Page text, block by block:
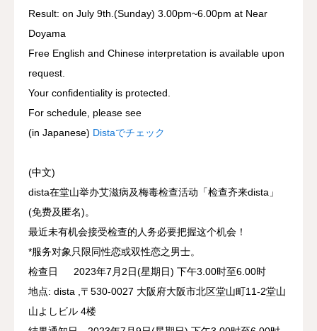
Result: on July 9th.(Sunday) 3.00pm~6.00pm at Near
Doyama
Free English and Chinese interpretation is available upon
request.
Your confidentiality is protected.
For schedule, please see
(in Japanese) Distaでチェック
(中文)
dista在堂山举办艾滋病及梅毒检查活动「检查齐来dista」
(免费及匿名)。
最近未有机会接受检查的人务必要把握这个机会！
*服务对象只限同性恋或双性恋之男士。
检查日 2023年7月2日(星期日) 下午3.00时至6.00时
地点: dista ,〒530-0027 大阪府大阪市北区堂山町11-2堂山
山よしビル 4楼